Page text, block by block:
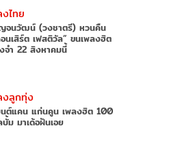
งไทย
จนวัฒน์ (วงชาตรี) หวนคืน
นเสิร์ต เฟสติวัล” ขนเพลงฮิต
จำ 22 สิงหาคมนี้
งลูกทุ่ง
ต์แคน แก่นคูน เพลงฮิต 100
ม มาเด้อฝันเอย